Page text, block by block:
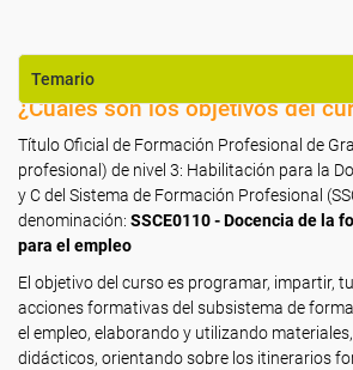
Temario
¿Cuáles son los objetivos del
Título Oficial de Formación Profesional de
profesional) de nivel 3: Habilitación para la
y C del Sistema de Formación Profesional
denominación: SSCE0110 - Docencia de la
para el empleo
El objetivo del curso es programar, impartir,
acciones formativas del subsistema de
el empleo, elaborando y utilizando
didácticos, orientando sobre los itinerarios